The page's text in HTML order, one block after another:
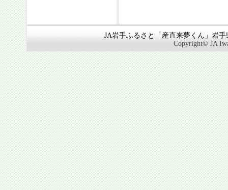
JA岩手ふるさと「産直来夢くん」岩
Copyright© JA